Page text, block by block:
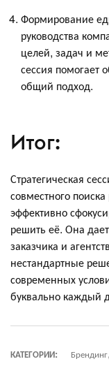
Формирование
руководства
целей, задач и
сессия помогает
общий подход.
Итог:
Стратегическая
совместного
эффективно
решить её. Она
заказчика и
нестандартные
современных
буквально каждый
КАТЕГОРИИ: